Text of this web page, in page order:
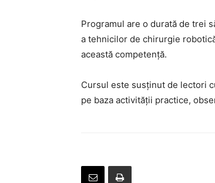
Programul are o durată de trei
a tehnicilor de chirurgie
această competență.
Cursul este susținut de lectori
pe baza activității practice,